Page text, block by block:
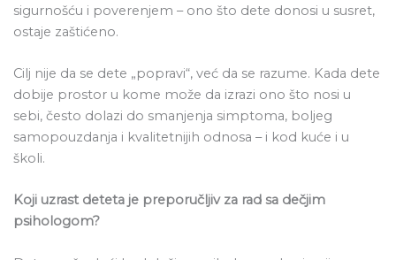
sigurnošću i poverenjem – ono što dete donosi u susret,
ostaje zaštićeno.
Cilj nije da se dete „popravi“, već da se razume. Kada dete
dobije prostor u kome može da izrazi ono što nosi u
sebi, često dolazi do smanjenja simptoma, boljeg
samopouzdanja i kvalitetnijih odnosa – i kod kuće i u
školi.
Koji uzrast deteta je preporučljiv za rad sa dečjim
psihologom?